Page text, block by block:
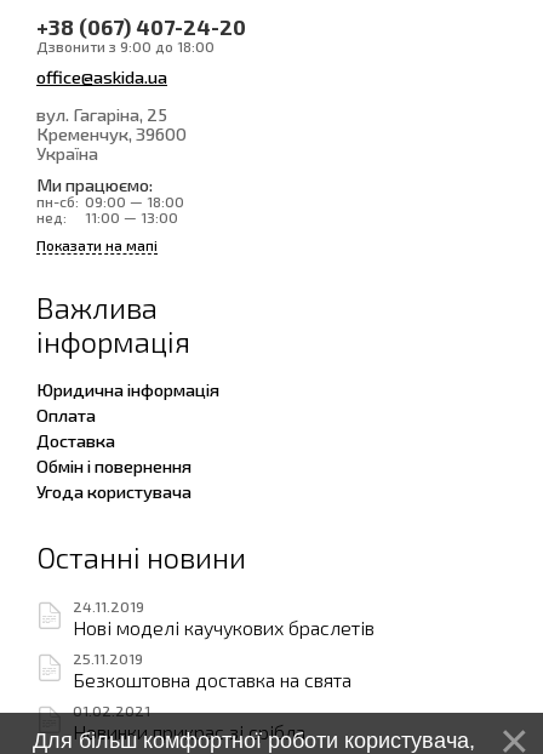
+38 (067) 407-24-20
Дзвонити з 9:00 до 18:00
office@askida.ua
вул. Гагаріна, 25
Кременчук, 39600
Україна
Ми працюємо:
пн-сб: 09:00 — 18:00
нед:
11:00 — 13:00
Показати на мапі
Важлива
інформація
Юридична інформація
Оплата
Доставка
Обмін і повернення
Угода користувача
Останні новини
24.11.2019
Нові моделі каучукових браслетів
25.11.2019
Безкоштовна доставка на свята
01.02.2021
Новинки прикрас зі срібла
Для більш комфортної роботи користувача,